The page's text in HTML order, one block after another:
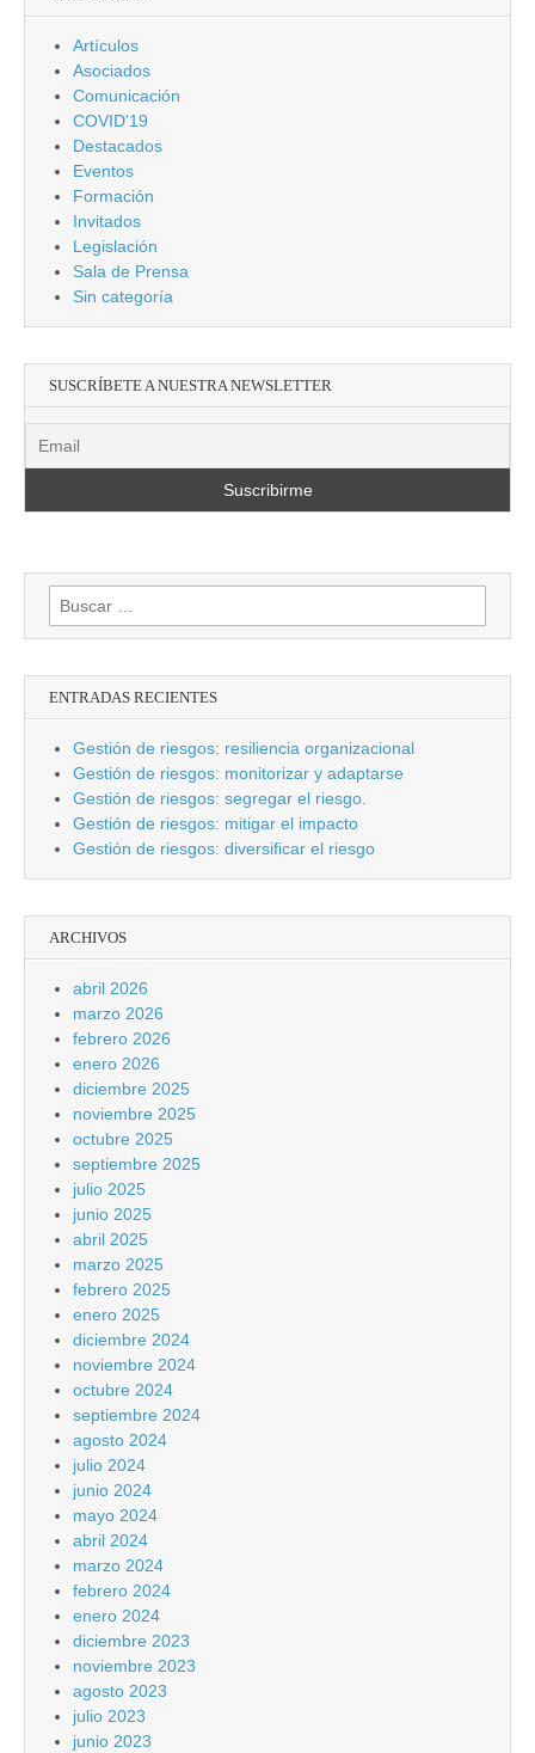
Artículos
Asociados
Comunicación
COVID'19
Destacados
Eventos
Formación
Invitados
Legislación
Sala de Prensa
Sin categoría
SUSCRÍBETE A NUESTRA NEWSLETTER
Buscar:
ENTRADAS RECIENTES
Gestión de riesgos: resiliencia organizacional
Gestión de riesgos: monitorizar y adaptarse
Gestión de riesgos: segregar el riesgo.
Gestión de riesgos: mitigar el impacto
Gestión de riesgos: diversificar el riesgo
ARCHIVOS
abril 2026
marzo 2026
febrero 2026
enero 2026
diciembre 2025
noviembre 2025
octubre 2025
septiembre 2025
julio 2025
junio 2025
abril 2025
marzo 2025
febrero 2025
enero 2025
diciembre 2024
noviembre 2024
octubre 2024
septiembre 2024
agosto 2024
julio 2024
junio 2024
mayo 2024
abril 2024
marzo 2024
febrero 2024
enero 2024
diciembre 2023
noviembre 2023
agosto 2023
julio 2023
junio 2023